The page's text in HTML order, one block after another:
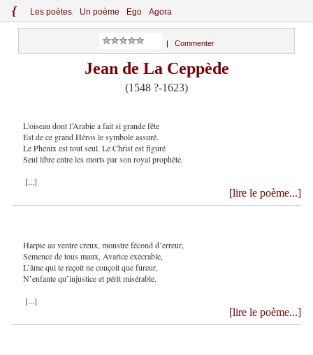
{ Les poètes Un poème Ego Agora
Commenter
Jean de La Ceppède
(1548 ?-1623)
L’oiseau dont l’Arabie a fait si grande fête
Est de ce grand Héros le symbole assuré.
Le Phénix est tout seul. Le Christ est figuré
Seul libre entre les morts par son royal prophète.
[...]
[lire le poème...]
Harpie au ventre creux, monstre fécond d’erreur,
Semence de tous maux, Avarice exécrable,
L’âme qui te reçoit ne conçoit que fureur,
N’enfante qu’injustice et périt misérable.
[...]
[lire le poème...]